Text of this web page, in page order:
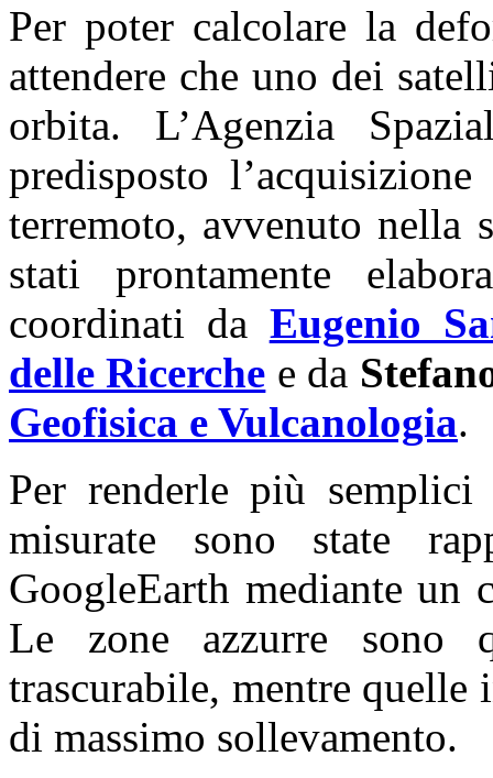
Per poter calcolare la
attendere che uno dei
orbita. L’Agenzia
predisposto
terremoto, avvenuto nella
stati prontamente
coordinati da Eugenio
delle Ricerche e da
Geofisica e Vulcanologia.
Per renderle più
misurate sono state
GoogleEarth mediante
Le zone azzurre sono
trascurabile, mentre
di massimo sollevamento.